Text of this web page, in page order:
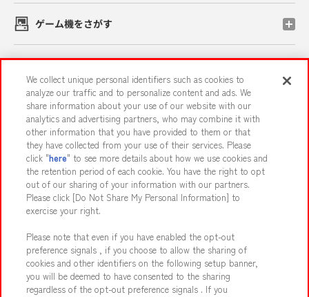
ゲーム機をさがす
イベント・キャンペーン
関連会社 サステナビリティ サイトポリシー
プライバシーポリシー ウェブアクセシビリティ方針と検証結果
お取引先さまとともに
カスタマーハラスメント対応方針 よくあるご質問・お問い合わせ
We collect unique personal identifiers such as cookies to
analyze our traffic and to personalize content and ads. We
share information about your use of our website with our
analytics and advertising partners, who may combine it with
other information that you have provided to them or that
they have collected from your use of their services. Please
click "here" to see more details about how we use cookies and
the retention period of each cookie. You have the right to opt
out of our sharing of your information with our partners.
Please click [Do Not Share My Personal Information] to
exercise your right.
Please note that even if you have enabled the opt-out
preference signals , if you choose to allow the sharing of
cookies and other identifiers on the following setup banner,
you will be deemed to have consented to the sharing
regardless of the opt-out preference signals . If you